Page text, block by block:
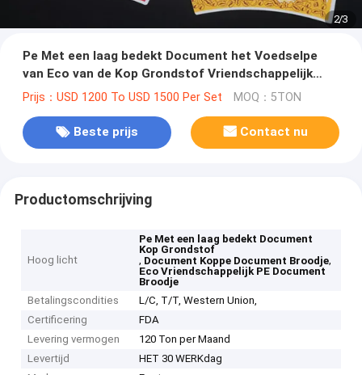
2/3
Pe Met een laag bedekt Document het Voedselpe
van Eco van de Kop Grondstof Vriendschappelijk
Document Broodje
Prijs：USD 1200 To USD 1500 Per Set MOQ：5TON
Beste prijs Contact nu
Productomschrijving
Hoog licht
Pe Met een laag bedekt Document
Kop Grondstof
, Document Koppe Document Broodje,
Eco Vriendschappelijk PE Document
Broodje
Betalingscondities
L/C, T/T, Western Union,
Certificering
FDA
Levering vermogen
120 Ton per Maand
Levertijd
HET 30 WERKdag